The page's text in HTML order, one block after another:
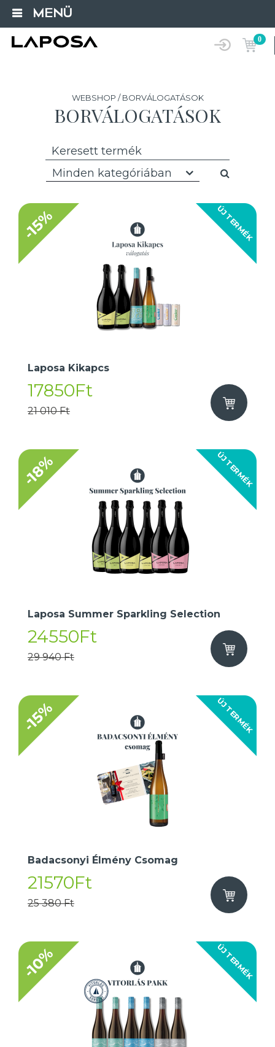
MENÜ
0
WEBSHOP / BORVÁLOGATÁSOK
BORVÁLOGATÁSOK
Minden kategóriában
ÚJ TERMÉK
-15%
Laposa Kikapcs
17850Ft
21 010 Ft
ÚJ TERMÉK
-18%
Laposa Summer Sparkling Selection
24550Ft
29 940 Ft
ÚJ TERMÉK
-15%
Badacsonyi Élmény Csomag
21570Ft
25 380 Ft
ÚJ TERMÉK
-10%